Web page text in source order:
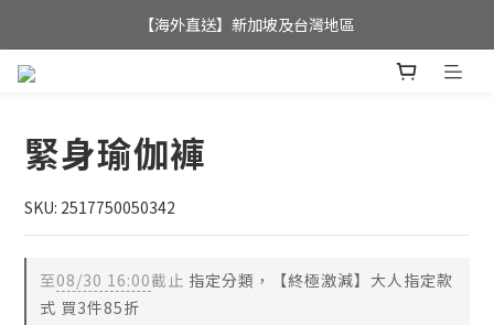
全店滿$350，即可享港澳地區免運費;
【海外直送】新加坡及台灣地區
緊身瑜伽褲
SKU: 2517750050342
至08/30 16:00截止 指定分類，【終極激減】大人指定款
式 買3件85折